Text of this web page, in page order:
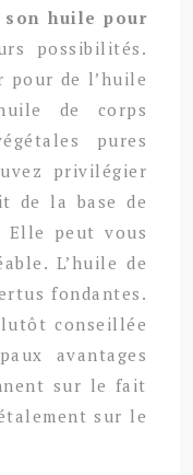
son huile pour
possibilités.
pour de l’huile
de corps
pures
privilégier
de la base de
Elle peut vous
L’huile de
fondantes.
conseillée
avantages
sur le fait
sur le